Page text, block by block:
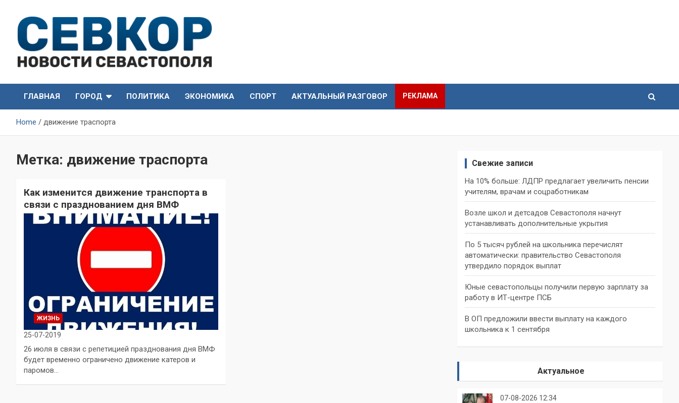
content
СевКор — Новости
Севастополя
Севастополя
ГЛАВНАЯ
ГОРОД ПОЛИТИКА ЭКОНОМИКА СПОРТ АКТУАЛЬНЫЙ РАЗГОВОР РЕКЛАМА
Home движение траспорта
Метка: движение траспорта
Как изменится движение транспорта в
связи с празднованием дня ВМФ
ЖИЗНЬ
25-07-2019
26 июля в связи с репетицией празднования дня ВМФ
будет временно ограничено движение катеров и
паромов…
Свежие записи
На 10% больше: ЛДПР предлагает увеличить пенсии
учителям, врачам и соцработникам
Возле школ и детсадов Севастополя начнут
устанавливать дополнительные укрытия
По 5 тысяч рублей на школьника перечислят
автоматически: правительство Севастополя
утвердило порядок выплат
Юные севастопольцы получили первую зарплату за
работу в ИТ-центре ПСБ
В ОП предложили ввести выплату на каждого
школьника к 1 сентября
Актуальное
07-08-2026 12:34